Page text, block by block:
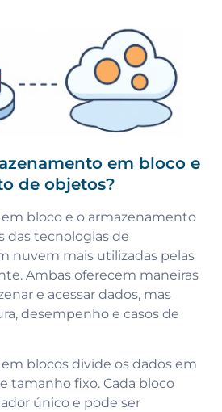
em bloco e
de objetos?
bloco e o armazenamento
das tecnologias de
nuvem mais utilizadas pelas
Ambas oferecem maneiras
e acessar dados, mas
desempenho e casos de
blocos divide os dados em
tamanho fixo. Cada bloco
único e pode ser